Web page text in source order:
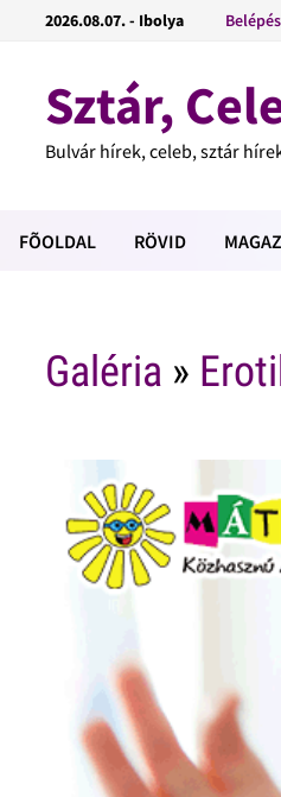
2026.08.07. - Ibolya Belépés
Sztár,
Bulvár hírek, celeb, sztár
FÕOLDAL RÖVID
Galéria »